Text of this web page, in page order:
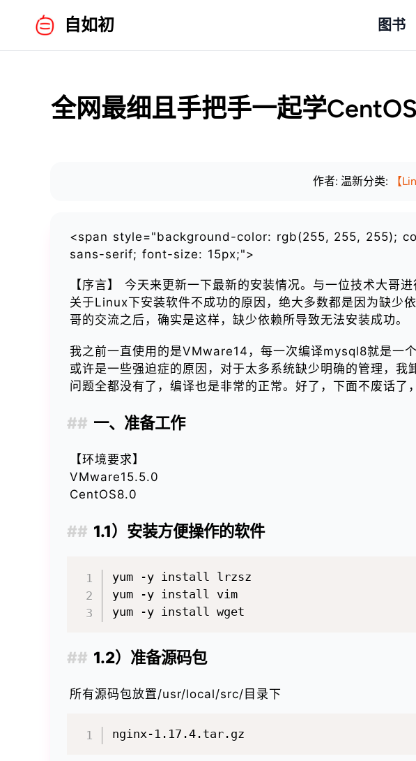
自如初 图书
全网最细且手把手一起学
作者: 温新分类: 【
<span style="background-color: rgb(255, 255, 255);
sans-serif; font-size: 15px;">
【序言】 今天来更新一下最新的安装情况。与一位技术大哥
关于Linux下安装软件不成功的原因，绝大多数都是因为缺少
哥的交流之后，确实是这样，缺少依赖所导致无法安装成功。
我之前一直使用的是VMware14，每一次编译mysql8就是一
或许是一些强迫症的原因，对于太多系统缺少明确的管理，
问题全都没有了，编译也是非常的正常。好了，下面不废话了
一、准备工作
【环境要求】
VMware15.5.0
CentOS8.0
1.1）安装方便操作的软件
yum -y install lrzsz
yum -y install vim
1.2）准备源码包
所有源码包放置/usr/local/src/目录下